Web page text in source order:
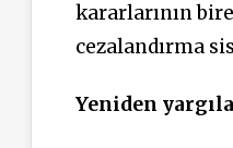
kararlarının
cezalandırma
Yeniden